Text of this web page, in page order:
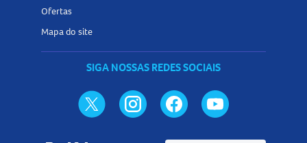
Ofertas
Mapa do site
SIGA NOSSAS REDES SOCIAIS